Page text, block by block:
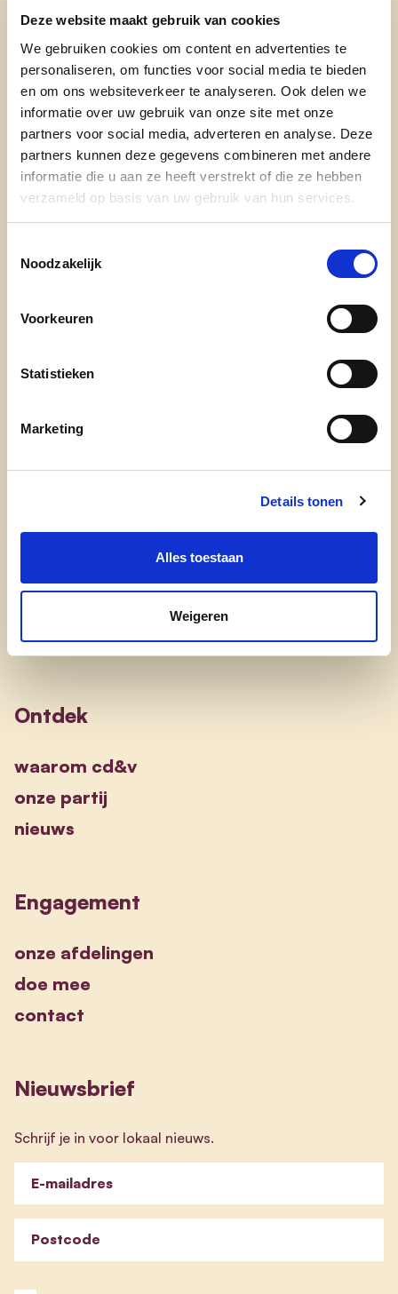
Deze website maakt gebruik van cookies
We gebruiken cookies om content en advertenties te
personaliseren, om functies voor social media te bieden
en om ons websiteverkeer te analyseren. Ook delen we
informatie over uw gebruik van onze site met onze
partners voor social media, adverteren en analyse. Deze
partners kunnen deze gegevens combineren met andere
informatie die u aan ze heeft verstrekt of die ze hebben
verzameld op basis van uw gebruik van hun services.
Noodzakelijk
Voorkeuren
Statistieken
Marketing
Details tonen
Alles toestaan
Weigeren
Torhout zet eerste stappen
naar nieuw zwembad
12/06/25
afgelopen zitting de begeleidingsopdracht
goed voor de ontwerpplannen voor een
56 jaar oud en aan vervanging toe. Gezien
dossier kiest het lokaal bestuur ervoor om
zich te laten begeleiden.
Ontdek
waarom cd&v
onze partij
nieuws
Engagement
onze afdelingen
doe mee
contact
Nieuwsbrief
Schrijf je in voor lokaal nieuws.
E-mailadres
Postcode